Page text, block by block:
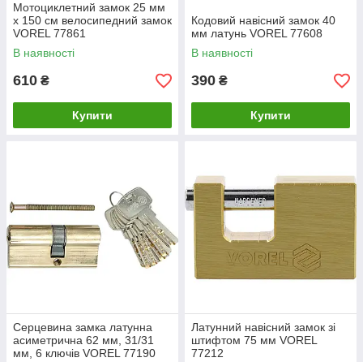
Мотоциклетний замок 25 мм
x 150 см велосипедний замок
VOREL 77861
В наявності
610 ₴
Купити
Кодовий навісний замок 40
мм латунь VOREL 77608
В наявності
390 ₴
Купити
Серцевина замка латунна
асиметрична 62 мм, 31/31
мм, 6 ключів VOREL 77190
Латунний навісний замок зі
штифтом 75 мм VOREL
77212